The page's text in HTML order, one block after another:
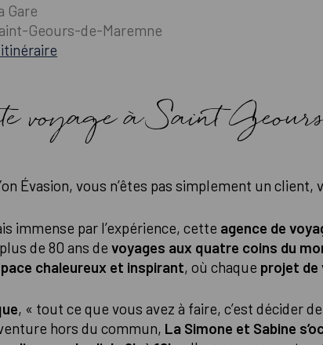
Gare
Geours-de-Maremne
voyage à Saint
Évasion, vous n’êtes pas simplement un client,
immense par l’expérience, cette agence de
de 80 ans de voyages aux quatre coins du
chaleureux et inspirant, où chaque projet de
, « tout ce que vous avez à faire, c’est décider
hors du commun, La Simone et Sabine